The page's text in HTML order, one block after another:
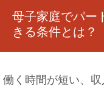
母子家庭でパー
きる条件とは？
働く時間が短い、